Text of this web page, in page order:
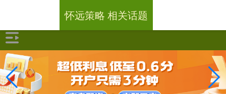
怀远策略 相关话题